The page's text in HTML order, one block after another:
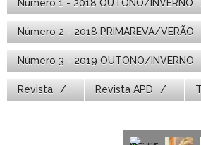
Número 1 - 2018 OUTONO/INVERNO
Número 2 - 2018 PRIMAREVA/VERÃO
Número 3 - 2019 OUTONO/INVERNO
Revista Revista APD